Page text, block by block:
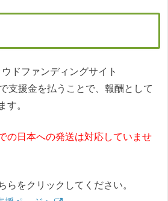
ウドファンディングサイト
支援金を払うことで、報酬として
す。
の日本への発送は対応していませ
らをクリックしてください。